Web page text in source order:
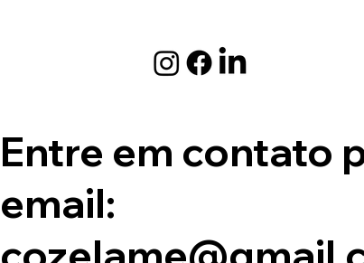
Entre em contato
email: